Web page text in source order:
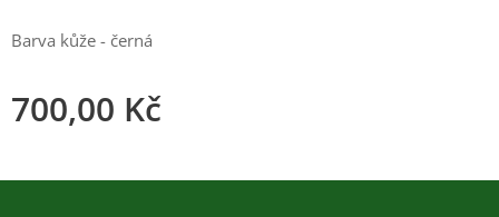
Barva kůže - černá
700,00 Kč